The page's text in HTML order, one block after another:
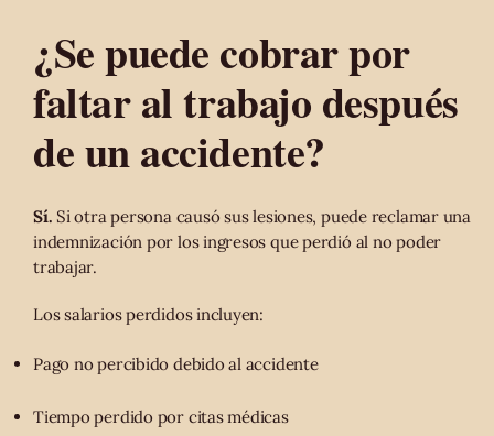
¿Se puede cobrar por
faltar al trabajo después
de un accidente?
Sí. Si otra persona causó sus lesiones, puede reclamar una
indemnización por los ingresos que perdió al no poder
trabajar.
Los salarios perdidos incluyen:
Pago no percibido debido al accidente
Tiempo perdido por citas médicas